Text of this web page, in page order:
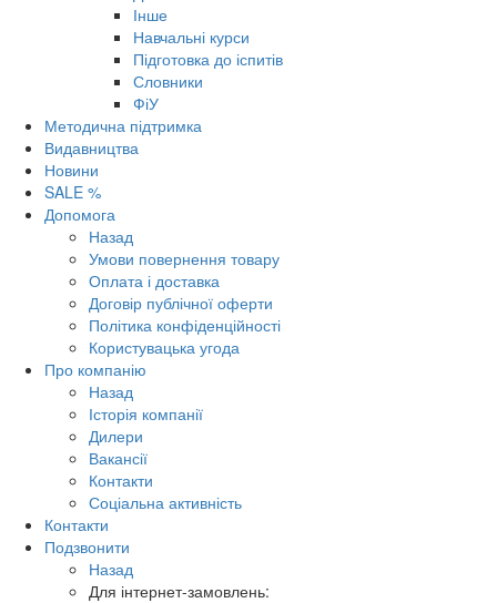
Інше
Навчальні курси
Підготовка до іспитів
Словники
ФіУ
Методична підтримка
Видавництва
Новини
SALE %
Допомога
Назад
Умови повернення товару
Оплата і доставка
Договір публічної оферти
Політика конфіденційності
Користувацька угода
Про компанію
Назад
Історія компанії
Дилери
Вакансії
Контакти
Соціальна активність
Контакти
Подзвонити
Назад
Для інтернет-замовлень: